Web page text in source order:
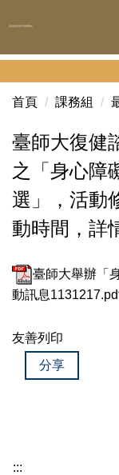
到
容
首頁 課務組
臺師大復健
之「身心障
選」，活動
動時間，詳
臺師大舉辦「
動訊息
友善列印
分享
:::